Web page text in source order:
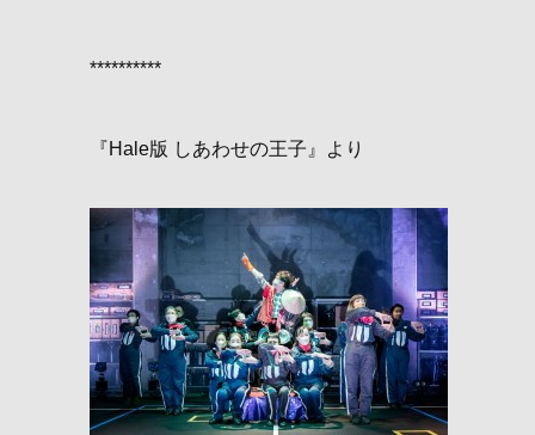
**********
『Hale版 しあわせの王子』より